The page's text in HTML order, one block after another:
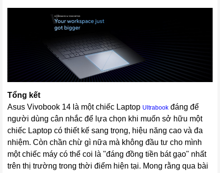
Tổng kết
Asus Vivobook 14 là một chiếc Laptop Ultrabook đáng để
người dùng cân nhắc để lựa chọn khi muốn sở hữu một
chiếc Laptop có thiết kế sang trọng, hiệu năng cao và đa
nhiệm. Còn chần chừ gì nữa mà không đầu tư cho mình
một chiếc máy có thể coi là "đáng đồng tiền bát gạo" nhất
trên thị trường trong thời điểm hiện tại. Mong rằng qua bài